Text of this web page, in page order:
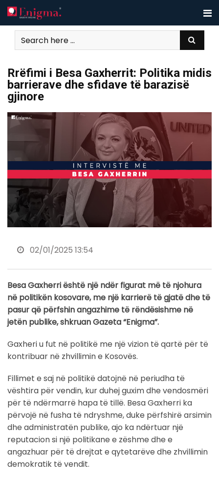
Skip
to
content
Rrëfimi i Besa Gaxherrit: Politika midis
barrierave dhe sfidave të barazisë
gjinore
02/01/2025 13:54
Besa Gaxherri është një ndër figurat më të njohura
në politikën kosovare, me një karrierë të gjatë dhe të
pasur që përfshin angazhime të rëndësishme në
jetën publike, shkruan Gazeta “Enigma”.
Gaxheri u fut në politikë me një vizion të qartë për të
kontribuar në zhvillimin e Kosovës.
Fillimet e saj në politikë datojnë në periudha të
vështira për vendin, kur duhej guxim dhe vendosmëri
për të ndërmarrë hapa të tillë. Besa Gaxherri ka
përvojë në fusha të ndryshme, duke përfshirë arsimin
dhe administratën publike, ajo ka ndërtuar një
reputacion si një politikane e zëshme dhe e
angazhuar për të drejtat e qytetarëve dhe zhvillimin
demokratik të vendit.